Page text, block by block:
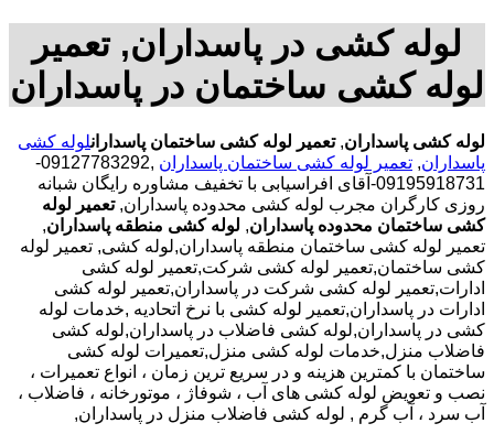
لوله کشی در پاسداران, تعمیر
لوله کشی ساختمان در پاسداران
لوله کشی پاسداران,تعمیر لوله کشی ساختمان پاسدارانلوله کشی
پاسداران, تعمیر لوله کشی ساختمان پاسداران
,09127783292-
09195918731-آقای افراسیابی با تخفیف مشاوره رایگان شبانه
روزی کارگران مجرب لوله کشی محدوده پاسداران,تعمیر لوله
کشی ساختمان محدوده پاسداران, لوله کشی منطقه پاسداران,
تعمیر لوله کشی ساختمان منطقه پاسداران,لوله کشی, تعمیر لوله
کشی ساختمان,تعمیر لوله کشی شرکت,تعمیر لوله کشی
ادارات,تعمیر لوله کشی شرکت در پاسداران,تعمیر لوله کشی
ادارات در پاسداران,تعمیر لوله کشی با نرخ اتحادیه ,خدمات لوله
کشی در پاسداران,لوله کشی فاضلاب در پاسداران,لوله کشی
فاضلاب منزل,خدمات لوله کشی منزل,تعمیرات لوله کشی
ساختمان با کمترین هزینه و در سریع ترین زمان ، انواع تعمیرات ،
نصب و تعویض لوله کشی های آب ، شوفاژ ، موتورخانه ، فاضلاب ،
آب سرد ، آب گرم , لوله کشی فاضلاب منزل در پاسداران,